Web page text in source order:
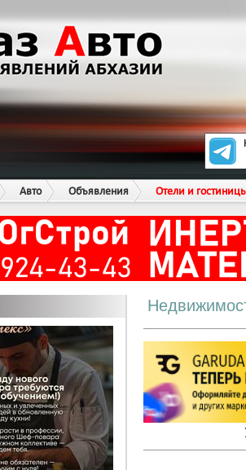
Авто Объявления Отели и